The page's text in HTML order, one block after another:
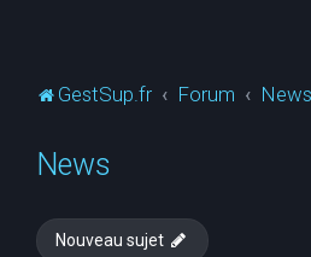
GestSup.fr Forum News
News
Nouveau sujet